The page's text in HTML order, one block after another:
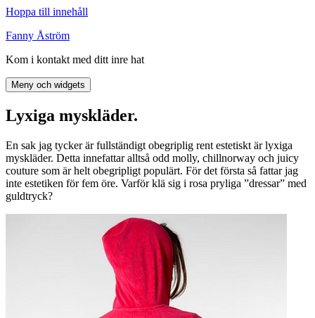
Hoppa till innehåll
Fanny Åström
Kom i kontakt med ditt inre hat
Meny och widgets
Lyxiga myskläder.
En sak jag tycker är fullständigt obegriplig rent estetiskt är lyxiga
myskläder. Detta innefattar alltså odd molly, chillnorway och juicy
couture som är helt obegripligt populärt. För det första så fattar jag
inte estetiken för fem öre. Varför klä sig i rosa pryliga ”dressar” med
guldtryck?